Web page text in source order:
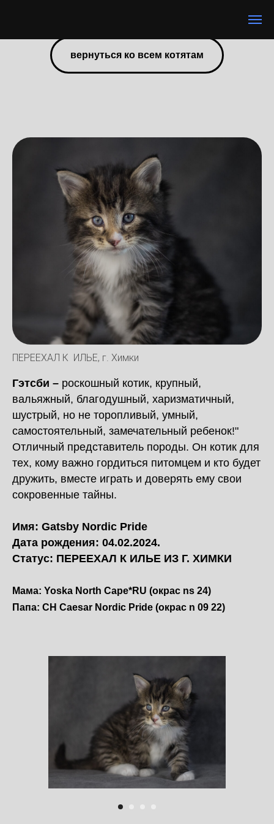
вернуться ко всем котятам
ПЕРЕЕХАЛ К ИЛЬЕ, г. Химки
Гэтсби – роскошный котик, крупный,
вальяжный, благодушный, харизматичный,
шустрый, но не торопливый, умный,
самостоятельный, замечательный ребенок!"
Отличный представитель породы. Он котик для
тех, кому важно гордиться питомцем и кто будет
дружить, вместе играть и доверять ему свои
сокровенные тайны.
Имя: Gatsby Nordic Pride
Дата рождения: 04.02.2024.
Статус: ПЕРЕЕХАЛ К ИЛЬЕ ИЗ Г. ХИМКИ
Мама: Yoska North Cape*RU (окрас ns 24)
Папа: CH Caesar Nordic Pride (окрас n 09 22)